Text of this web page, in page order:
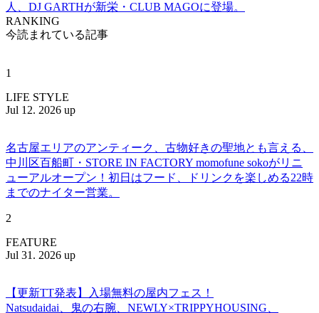
人、DJ GARTHが新栄・CLUB MAGOに登場。
RANKING
今読まれている記事
1
LIFE STYLE
Jul 12. 2026 up
名古屋エリアのアンティーク、古物好きの聖地とも言える、
中川区百船町・STORE IN FACTORY momofune sokoがリニ
ューアルオープン！初日はフード、ドリンクを楽しめる22時
までのナイター営業。
2
FEATURE
Jul 31. 2026 up
【更新TT発表】入場無料の屋内フェス！
Natsudaidai、鬼の右腕、NEWLY×TRIPPYHOUSING、